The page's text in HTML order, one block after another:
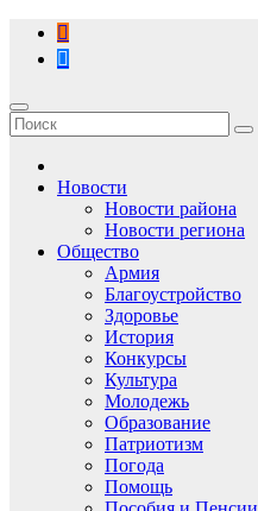
Перейти
содержимому
Новости
Новости района
Новости региона
Общество
Армия
Благоустройство
Здоровье
История
Конкурсы
Культура
Молодежь
Образование
Патриотизм
Погода
Помощь